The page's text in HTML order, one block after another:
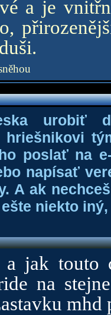
a je
urobiť
hriešnikovi
poslať na
napísať
A ak
niekto
a jak touto
na
mhd